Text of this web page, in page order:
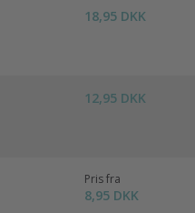
18,95 DKK
12,95 DKK
Pris fra
8,95 DKK